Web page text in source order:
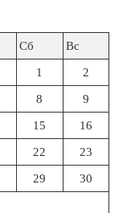
Сб Вс
1 2
8 9
15 16
22 23
29 30